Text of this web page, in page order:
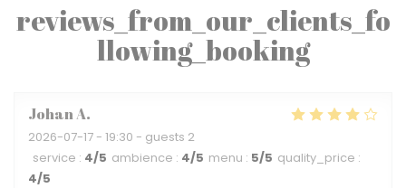
reviews_from_our_clients_fo
llowing_booking
JohanA
2026-07-17 - 19:30 - guests 2
service : 4/5 ambience : 4/5 menu : 5/5 quality_price :
4/5